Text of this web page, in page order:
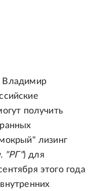
Владимир
получить
лизинг
"РГ") для
этого года